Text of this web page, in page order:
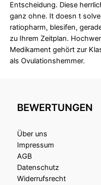
Entscheidung. Diese
ganz ohne. It doesn t
ratiopharm, blesifen,
zu Ihrem Zeitplan.
Medikament gehört zur
als Ovulationshemmer.
BEWERTUNGEN
Über uns
Impressum
AGB
Datenschutz
Widerrufsrecht